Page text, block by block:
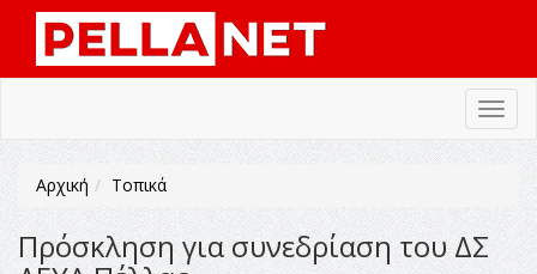
Αρχική Τοπικά
Πρόσκληση για συνεδρίαση του ΔΣ